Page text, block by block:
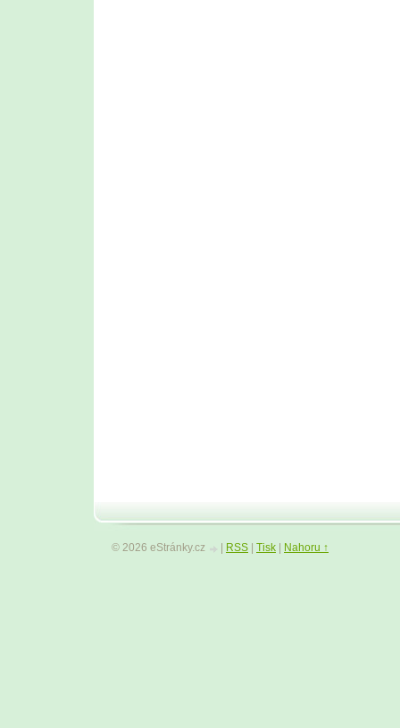
© 2026 eStránky.cz RSS Tisk Nahoru ↑